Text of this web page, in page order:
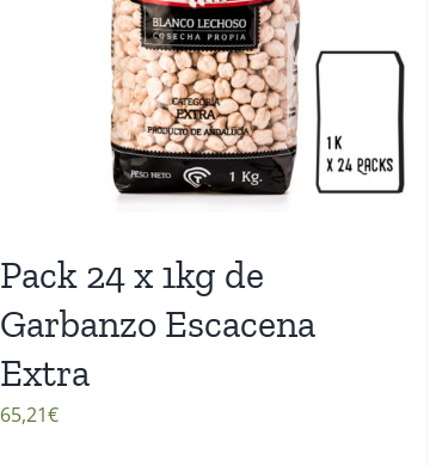
Pack 24 x 1kg de
Garbanzo Escacena
Extra
65,21€